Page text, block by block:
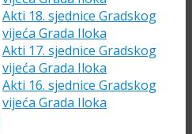
Akti 18. sjednice Gradskog
vijeća Grada Iloka
Akti 17. sjednice Gradskog
vijeća Grada Iloka
Akti 16. sjednice Gradskog
vijeća Grada Iloka